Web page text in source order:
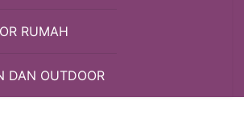
RUMAH
DAN OUTDOOR